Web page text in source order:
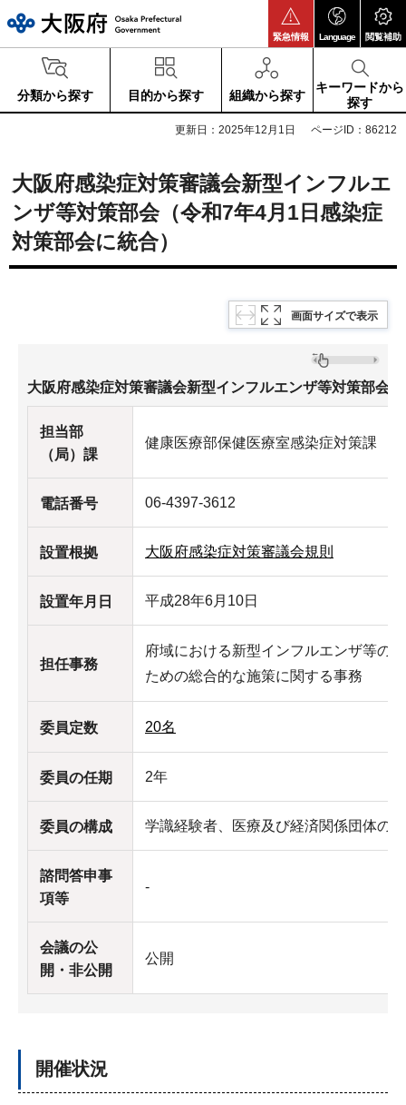
緊急情報 Language 閲覧補助
分類から探す 目的から探す 組織から探す
キーワードから
探す
更新日：2025年12月1日 ページID：86212
大阪府感染症対策審議会新型インフルエ
ンザ等対策部会（令和7年4月1日感染症
対策部会に統合）
画面サイズで表示
大阪府感染症対策審議会新型インフルエンザ等対策部会
担当部
（局）課
健康医療部保健医療室感染症対策課
電話番号 06-4397-3612
設置根拠 大阪府感染症対策審議会規則
設置年月日 平成28年6月10日
担任事務
府域における新型インフルエンザ等の
ための総合的な施策に関する事務
委員定数 20名
委員の任期 2年
委員の構成 学識経験者、医療及び経済関係団体の
諮問答申事
項等
-
会議の公
開・非公開
公開
開催状況